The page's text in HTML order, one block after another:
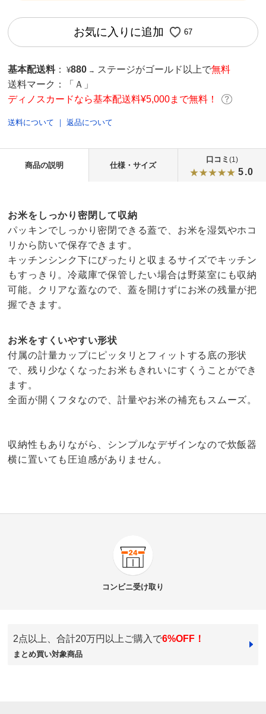
お気に入りに追加 67
基本配送料 ： ¥880 → ステージがゴールド以上で無料
送料マーク：
「Ａ」
ディノスカードなら基本配送料¥5,000まで無料！
送料について ｜返品について
商品の説明 仕様・サイズ
口コミ (1)
5.0
お米をしっかり密閉して収納
パッキンでしっかり密閉できる蓋で、お米を湿気やホコ
リから防いで保存できます。
キッチンシンク下にぴったりと収まるサイズでキッチン
もすっきり。冷蔵庫で保管したい場合は野菜室にも収納
可能。クリアな蓋なので、蓋を開けずにお米の残量が把
握できます。
お米をすくいやすい形状
付属の計量カップにピッタリとフィットする底の形状
で、残り少なくなったお米もきれいにすくうことができ
ます。
全面が開くフタなので、計量やお米の補充もスムーズ。
収納性もありながら、シンプルなデザインなので炊飯器
横に置いても圧迫感がありません。
tower/タワー密閉 シンク下米びつ 5kg 計量カップ付
価格 ¥3,300税込 ¥3,000 税抜
送料・送料種
基本配送料：¥
コンビニ受け取り
2点以上、合計20万円以上ご購入で6%OFF！
まとめ買い対象商品